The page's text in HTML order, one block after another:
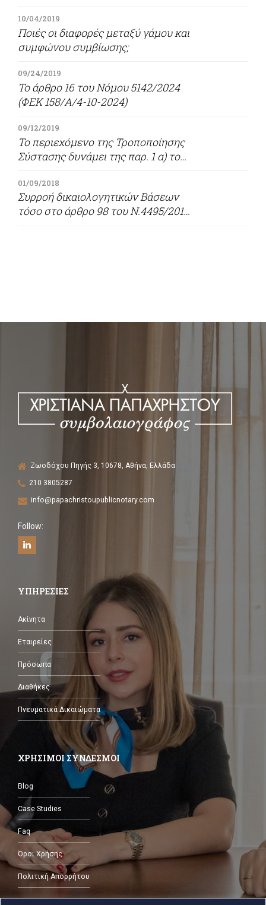
10/04/2019
Ποιές οι διαφορές μεταξύ γάμου και
συμφώνου συμβίωσης;
09/24/2019
Το άρθρο 16 του Νόμου 5142/2024
(ΦΕΚ 158/Α/4-10-2024)
09/12/2019
Το περιεχόμενο της Τροποποίησης
Σύστασης δυνάμει της παρ. 1 α) του
(ΦΕΚ 158/Α/4-10-2024)
01/09/2018
Συρροή δικαιολογητικών Βάσεων
τόσο στο άρθρο 98 του Ν.4495/2017
Ζωοδόχου Πηγής 3, 10678, Αθήνα, Ελλάδα
210 3805287
info@papachristoupublicnotary.com
Follow:
ΥΠΗΡΕΣΙΕΣ
Ακίνητα
Εταιρείες
Πρόσωπα
Διαθήκες
Πνευματικά Δικαιώματα
ΧΡΗΣΙΜΟΙ ΣΥΝΔΕΣΜΟΙ
Blog
Case Studies
Faq
Όροι Χρήσης
Πολιτική Απορρήτου